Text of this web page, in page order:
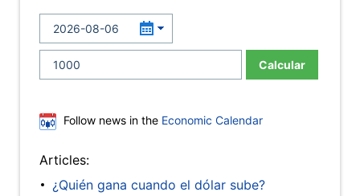
Calcular
Follow news in the Economic Calendar
Articles:
¿Quién gana cuando el dólar sube?